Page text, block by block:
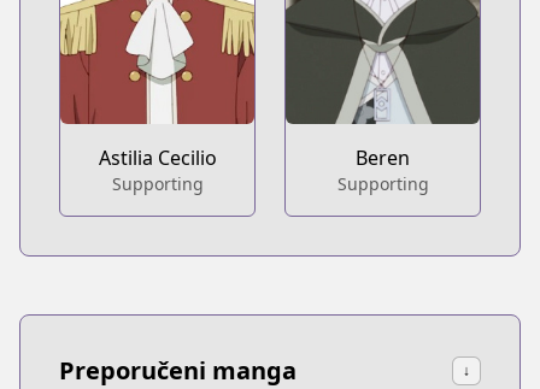
Astilia Cecilio
Supporting
Beren
Supporting
Preporučeni manga ↓